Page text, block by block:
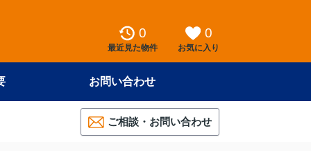
0
最近見た物件
0
お気に入り
お問い合わせ
ご相談・お問い合わせ